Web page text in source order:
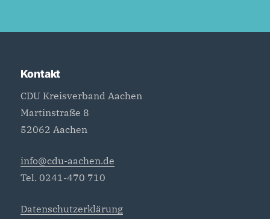
Kontakt
CDU Kreisverband Aachen
Martinstraße 8
52062 Aachen
info@cdu-aachen.de
Tel. 0241-470 710
Datenschutzerklärung